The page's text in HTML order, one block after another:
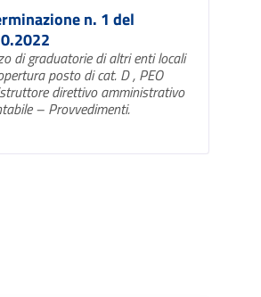
n. 1 del
di graduatorie di altri enti locali
posto di cat. D , PEO
direttivo amministrativo
– Provvedimenti.